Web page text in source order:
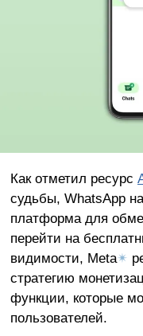
Как отметил ресурс
судьбы, WhatsApp
платформа для
перейти на
видимости, Meta✴
стратегию
функции, которые
пользователей.